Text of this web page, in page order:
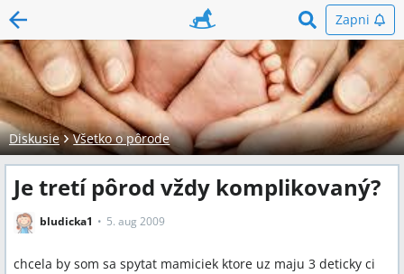
Zapni
Diskusie Všetko o pôrode
Je tretí pôrod vždy komplikovaný?
bludicka1 5. aug 2009
chcela by som sa spytat mamiciek ktore uz maju 3 deticky ci